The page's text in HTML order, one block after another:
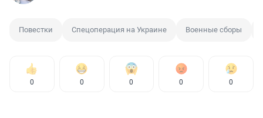
Повестки Спецоперация на Украине Военные сборы
0 0 0 0 0